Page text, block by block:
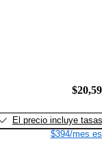
El precio incluye tasas
$394/mes